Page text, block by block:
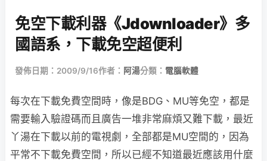
免空下載利器《Jdownloader》多
國語系，下載免空超便利
發佈日期：2009/9/16作者： 阿湯分類： 電腦軟體
每次在下載免費空間時，像是BDG、MU等免空，都是
需要輸入驗證碼而且廣告一堆非常麻煩又難下載，最近
丫湯在下載以前的電視劇，全部都是MU空間的，因為
平常不下載免費空間，所以已經不知道最近應該用什麼